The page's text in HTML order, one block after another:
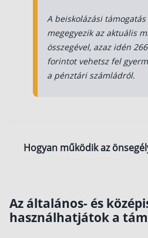
A beiskolázási támogatás
megegyezik az aktuális
összegével, azaz idén
forintot vehetsz fel
a pénztári számládról.
Hogyan működik az
Gyűjtögetni tudsz benne,
akár évi 150 ezer
pénztári számládról
Az általános- és
használhatjátok a